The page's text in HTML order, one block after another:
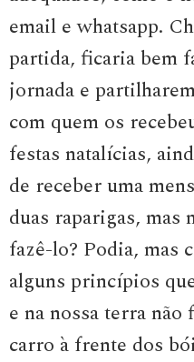
email e whatsapp.
partida, ficaria bem
jornada e
com quem os
festas natalícias,
de receber uma
duas raparigas, mas
fazê-lo? Podia, mas
alguns princípios
e na nossa terra não
carro à frente dos